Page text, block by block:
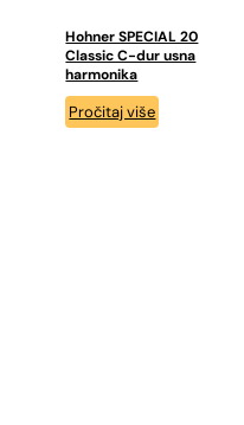
Hohner SPECIAL 20
Classic C-dur usna
harmonika
Pročitaj više